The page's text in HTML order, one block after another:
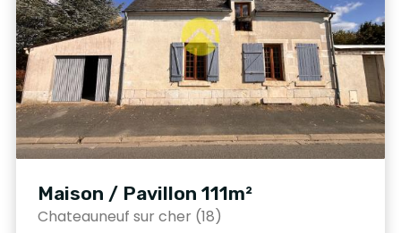
Maison / Pavillon 111m²
Chateauneuf sur cher (18)